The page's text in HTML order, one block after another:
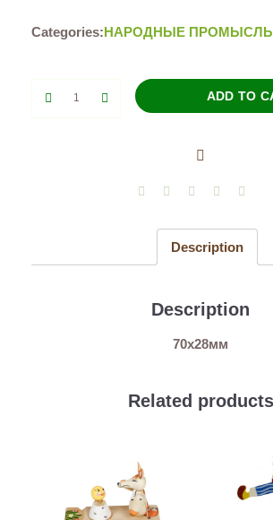
Categories:НАРОДНЫЕ
ADD TO
Description
Description
70х28мм
Related products